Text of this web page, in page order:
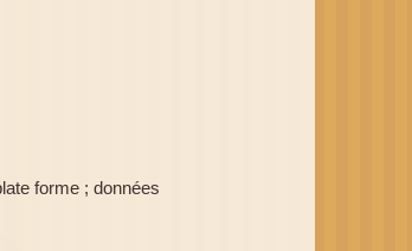
forme ; données